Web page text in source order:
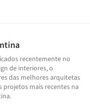
recentemente no
de interiores, o
das melhores arquitetas
mais recentes na